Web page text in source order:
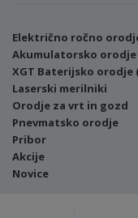
Električno ročno
Akumulatorsko orodje
XGT Baterijsko orodje
Laserski merilniki
Orodje za vrt in gozd
Pnevmatsko orodje
Pribor
Akcije
Novice